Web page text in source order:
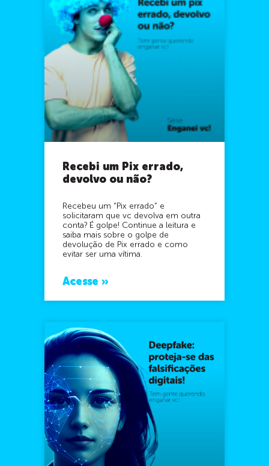
Recebi um Pix errado,
devolvo ou não?
Recebeu um “Pix errado” e
solicitaram que vc devolva em outra
conta? É golpe! Continue a leitura e
saiba mais sobre o golpe de
devolução de Pix errado e como
evitar ser uma vítima.
Acesse »